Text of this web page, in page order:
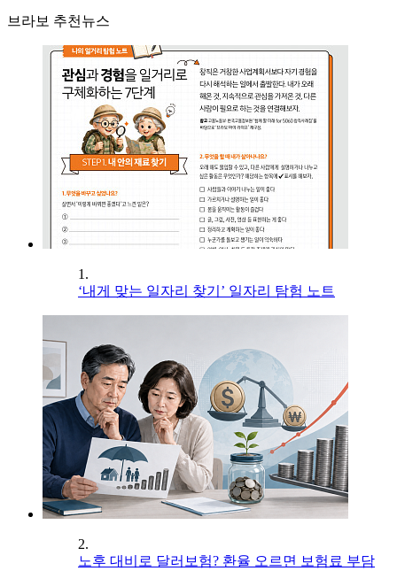
브라보 추천뉴스
1.
‘내게 맞는 일자리 찾기’ 일자리 탐험 노트
2.
노후 대비로 달러보험? 환율 오르면 보험료 부담